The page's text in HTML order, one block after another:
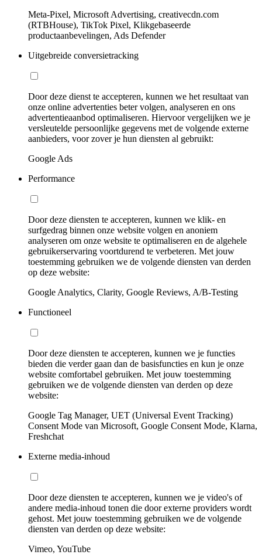
Meta-Pixel, Microsoft Advertising, creativecdn.com
(RTBHouse), TikTok Pixel, Klikgebaseerde
productaanbevelingen, Ads Defender
Uitgebreide conversietracking
Door deze dienst te accepteren, kunnen we het resultaat van
onze online advertenties beter volgen, analyseren en ons
advertentieaanbod optimaliseren. Hiervoor vergelijken we je
versleutelde persoonlijke gegevens met de volgende externe
aanbieders, voor zover je hun diensten al gebruikt:
Google Ads
Performance
Door deze diensten te accepteren, kunnen we klik- en
surfgedrag binnen onze website volgen en anoniem
analyseren om onze website te optimaliseren en de algehele
gebruikerservaring voortdurend te verbeteren. Met jouw
toestemming gebruiken we de volgende diensten van derden
op deze website:
Google Analytics, Clarity, Google Reviews, A/B-Testing
Functioneel
Door deze diensten te accepteren, kunnen we je functies
bieden die verder gaan dan de basisfuncties en kun je onze
website comfortabel gebruiken. Met jouw toestemming
gebruiken we de volgende diensten van derden op deze
website:
Google Tag Manager, UET (Universal Event Tracking)
Consent Mode van Microsoft, Google Consent Mode, Klarna,
Freshchat
Externe media-inhoud
Door deze diensten te accepteren, kunnen we je video's of
andere media-inhoud tonen die door externe providers wordt
gehost. Met jouw toestemming gebruiken we de volgende
diensten van derden op deze website:
Vimeo, YouTube